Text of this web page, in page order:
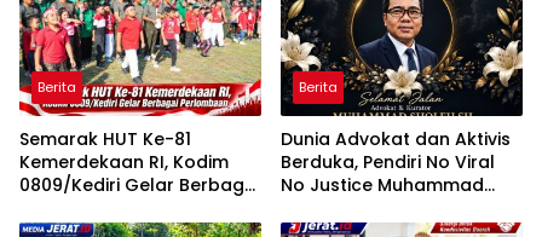
Berita
Semarak HUT Ke-81
Kemerdekaan RI, Kodim
0809/Kediri Gelar Berbagai
Berita
Dunia Advokat dan Aktivis
Berduka, Pendiri No Viral
No Justice Muhammad